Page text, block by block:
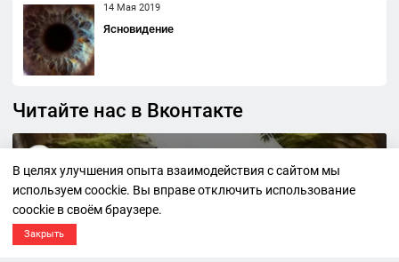
14 Мая 2019
Ясновидение
Читайте нас в Вконтакте
в полный, всеобъемлющий мир
6689 участников
В целях улучшения опыта взаимодействия с сайтом мы
используем coockie. Вы вправе отключить использование
coockie в своём браузере.
Закрыть